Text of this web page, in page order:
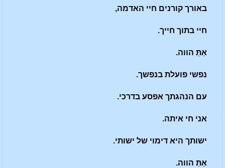
באורך קורנים חיי האדמה,
חיי בתוך חייך.
אַתְּ הווה.
נפשי פועלת בנפשך.
עם הנהגתך אפסע בדרכי.
אני חי איתה.
ישותך היא דימוי של ישותי.
אַתְּ הווה.